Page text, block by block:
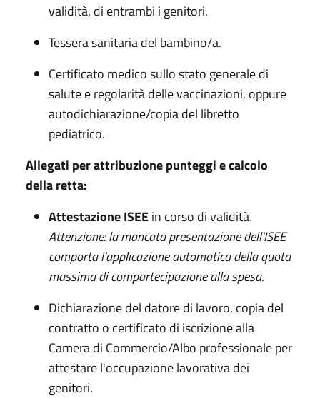
validità, di entrambi i genitori.
Tessera sanitaria del bambino/a.
Certificato medico sullo stato generale di
salute e regolarità delle vaccinazioni, oppure
autodichiarazione/copia del libretto
pediatrico.
Allegati per attribuzione punteggi e calcolo
della retta:
Attestazione ISEEin corso di validità.
Attenzione: la mancata presentazione dell'ISEE
comporta l'applicazione automatica della quota
massima di compartecipazione alla spesa.
Dichiarazione del datore di lavoro, copia del
contratto o certificato di iscrizione alla
Camera di Commercio/Albo professionale per
attestare l'occupazione lavorativa dei
genitori.